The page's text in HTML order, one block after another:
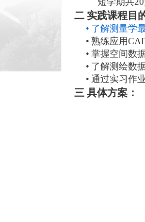
二 实践课程目
• 了解测量学
• 熟练应用
• 掌握空间数
• 了解测绘数
• 通过实习作
三 具体方案：